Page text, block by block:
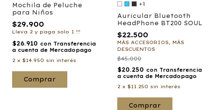
Mochila de Peluche
para Niños
$29.900
Lleva 2 y paga solo 1 !!!
$26.910 con Transferencia
a cuenta de Mercadopago
2 x $14.950 sin interés
Comprar
+1
Auricular Bluetooth
HeadPhone BT200 SOUL
$22.500
MÁS ACCESORIOS, MÁS
DESCUENTOS
$45.000
$20.250 con Transferencia
a cuenta de Mercadopago
2 x $11.250 sin interés
Comprar